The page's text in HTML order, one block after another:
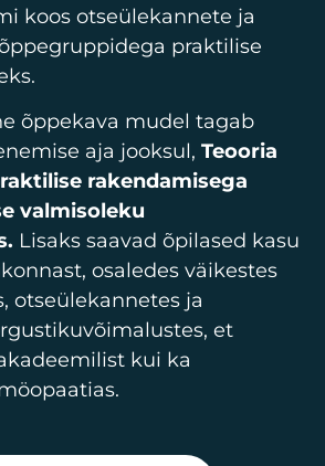
koos otseülekannete ja
praktilise
õppekava mudel tagab
aja jooksul, Teooria
rakendamisega
valmisoleku
Lisaks saavad õpilased kasu
osaledes väikestes
otseülekannetes ja
et
kui ka